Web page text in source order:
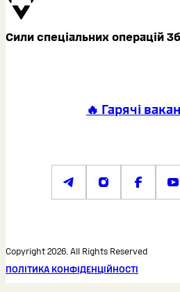
Сили спеціальних операцій
🔥 Гарячі
Copyright 2026. All Rights Reserved
ПОЛІТИКА КОНФІДЕНЦІЙНОСТІ